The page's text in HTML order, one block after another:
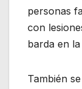
personas
con
barda en
También